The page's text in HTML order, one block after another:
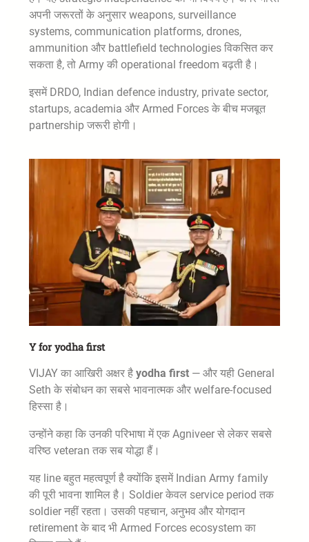
अपनी जरूरतों के अनुसार weapons, surveillance
systems, communication platforms, drones,
ammunition और battlefield technologies विकसित कर
सकता है, तो Army की operational freedom बढ़ती है।
इसमें DRDO, Indian defence industry, private sector,
startups, academia और Armed Forces के बीच मजबूत
partnership जरूरी होगी।
Y for yodha first
VIJAY का आखिरी अक्षर है yodha first — और यही General
Seth के संबोधन का सबसे भावनात्मक और welfare-focused
हिस्सा है।
उन्होंने कहा कि उनकी परिभाषा में एक Agniveer से लेकर सबसे
वरिष्ठ veteran तक सब योद्धा हैं।
यह line बहुत महत्वपूर्ण है क्योंकि इसमें Indian Army family
की पूरी भावना शामिल है। Soldier केवल service period तक
soldier नहीं रहता। उसकी पहचान, अनुभव और योगदान
retirement के बाद भी Armed Forces ecosystem का